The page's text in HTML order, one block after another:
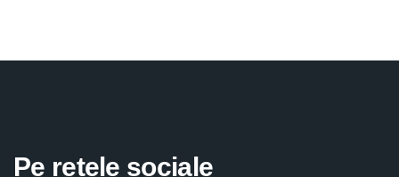
Pe retele sociale